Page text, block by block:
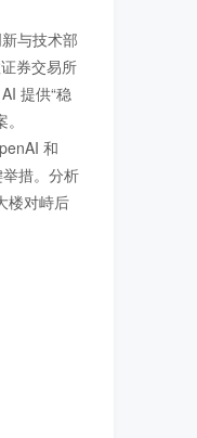
与技术部
券交易所
提供“稳
和
措。分析
楼对峙后